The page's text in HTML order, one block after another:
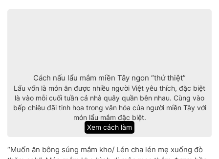
Cách nấu lẩu mắm miền Tây ngon “thứ thiệt”
Lẩu vốn là món ăn được nhiều người Việt yêu thích, đặc biệt
là vào mỗi cuối tuần cả nhà quây quần bên nhau. Cùng vào
bếp chiêu đãi tinh hoa trong văn hóa của người miền Tây với
món lẩu mắm đặc biệt.
Xem cách làm
“Muốn ăn bông súng mắm kho/ Lén cha lén mẹ xuống đò